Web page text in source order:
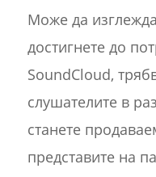
Може да
достигнете до
SoundCloud,
слушателите в
станете
представите на